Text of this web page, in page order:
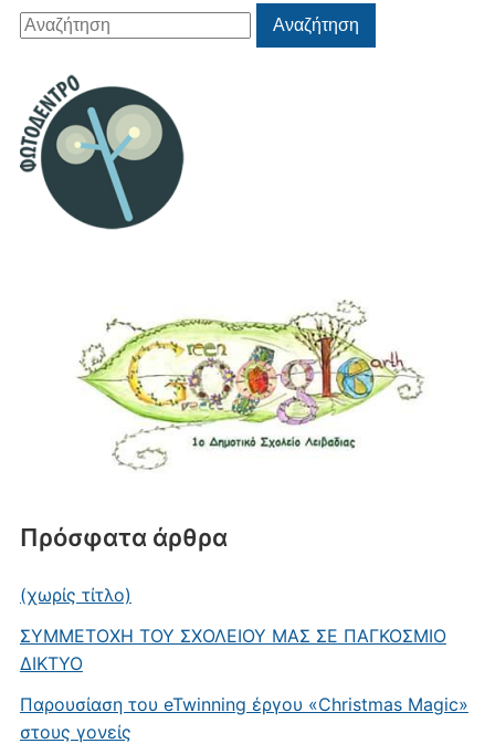
Αναζήτηση
για:
Αναζήτηση
Πρόσφατα άρθρα
(χωρίς τίτλο)
ΣΥΜΜΕΤΟΧΗ ΤΟΥ ΣΧΟΛΕΙΟΥ ΜΑΣ ΣΕ ΠΑΓΚΟΣΜΙΟ
ΔΙΚΤΥΟ
Παρουσίαση του eTwinning έργου «Christmas Magic»
στους γονείς